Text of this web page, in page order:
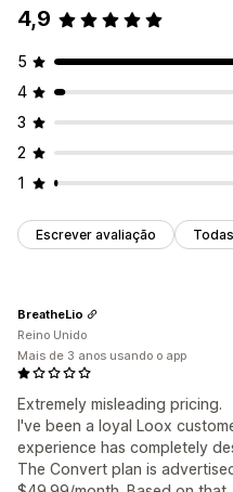
4,9
5
4
3
2
1
Escrever avaliação
Extremely misleading pricing.
I've been a loyal Loox
experience has completely
The Convert plan is
BreatheLio
Reino Unido
Mais de 3 anos usando o app